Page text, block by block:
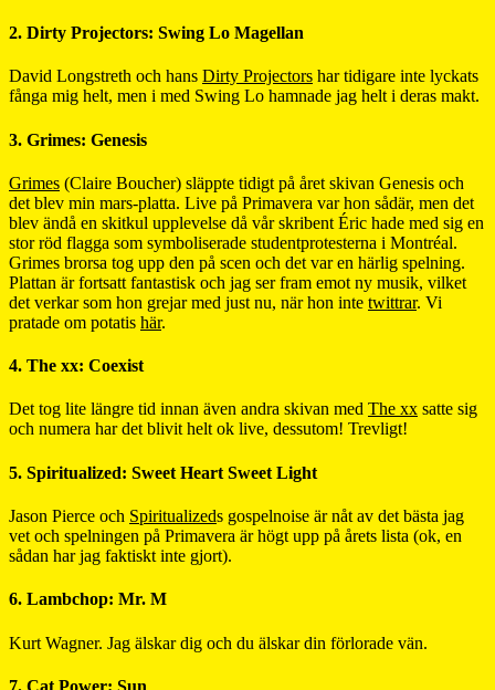
2. Dirty Projectors: Swing Lo Magellan
David Longstreth och hans Dirty Projectors har tidigare inte lyckats
fånga mig helt, men i med Swing Lo hamnade jag helt i deras makt.
3. Grimes: Genesis
Grimes (Claire Boucher) släppte tidigt på året skivan Genesis och
det blev min mars-platta. Live på Primavera var hon sådär, men det
blev ändå en skitkul upplevelse då vår skribent Éric hade med sig en
stor röd flagga som symboliserade studentprotesterna i Montréal.
Grimes brorsa tog upp den på scen och det var en härlig spelning.
Plattan är fortsatt fantastisk och jag ser fram emot ny musik, vilket
det verkar som hon grejar med just nu, när hon inte twittrar. Vi
pratade om potatis här.
4. The xx: Coexist
Det tog lite längre tid innan även andra skivan med The xx satte sig
och numera har det blivit helt ok live, dessutom! Trevligt!
5. Spiritualized: Sweet Heart Sweet Light
Jason Pierce och Spiritualizeds gospelnoise är nåt av det bästa jag
vet och spelningen på Primavera är högt upp på årets lista (ok, en
sådan har jag faktiskt inte gjort).
6. Lambchop: Mr. M
Kurt Wagner. Jag älskar dig och du älskar din förlorade vän.
7. Cat Power: Sun